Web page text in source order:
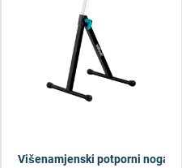
2200 / 2500 / 2600
Višenamjenski potporni nogari